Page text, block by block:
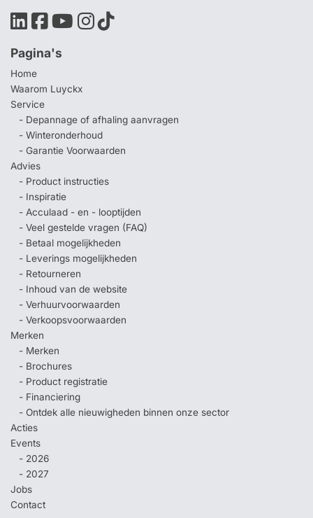
Pagina's
Home
Waarom Luyckx
Service
- Depannage of afhaling aanvragen
- Winteronderhoud
- Garantie Voorwaarden
Advies
- Product instructies
- Inspiratie
- Acculaad - en - looptijden
- Veel gestelde vragen (FAQ)
- Betaal mogelijkheden
- Leverings mogelijkheden
- Retourneren
- Inhoud van de website
- Verhuurvoorwaarden
- Verkoopsvoorwaarden
Merken
- Merken
- Brochures
- Product registratie
- Financiering
- Ontdek alle nieuwigheden binnen onze sector
Acties
Events
- 2026
- 2027
Jobs
Contact